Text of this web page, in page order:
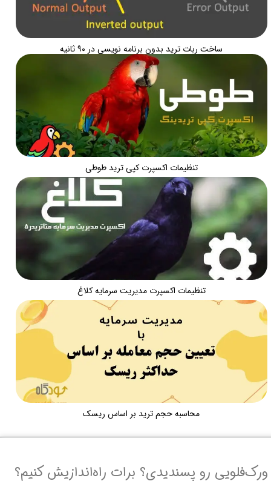
ساخت ربات ترید بدون برنامه نویسی در ۹۰ ثانیه
تنظیمات اکسپرت کپی ترید طوطی
تنظیمات اکسپرت مدیریت سرمایه کلاغ
محاسبه حجم ترید بر اساس ریسک
ورک‌فلویی رو پسندیدی؟ برات راه‌اندازیش کنیم؟